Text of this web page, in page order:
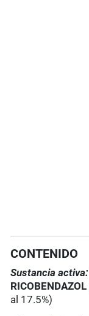
CONTENIDO
Sustancia activa:
RICOBENDAZOL
al 17.5%)